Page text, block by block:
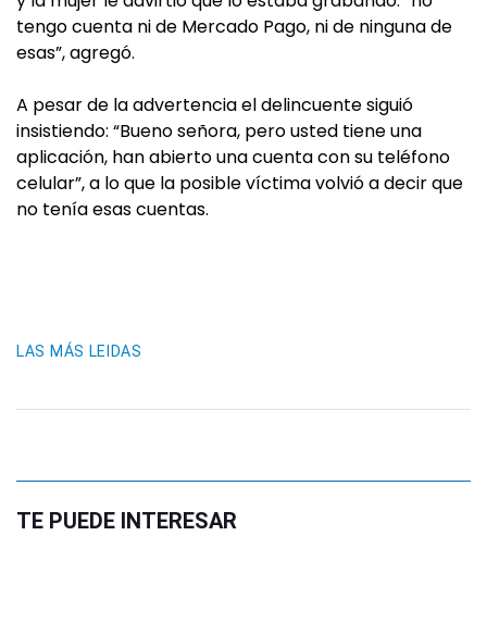
tengo cuenta ni de Mercado Pago, ni de ninguna de
esas”, agregó.
A pesar de la advertencia el delincuente siguió
insistiendo: “Bueno señora, pero usted tiene una
aplicación, han abierto una cuenta con su teléfono
celular”, a lo que la posible víctima volvió a decir que
no tenía esas cuentas.
LAS MÁS LEIDAS
TE PUEDE INTERESAR